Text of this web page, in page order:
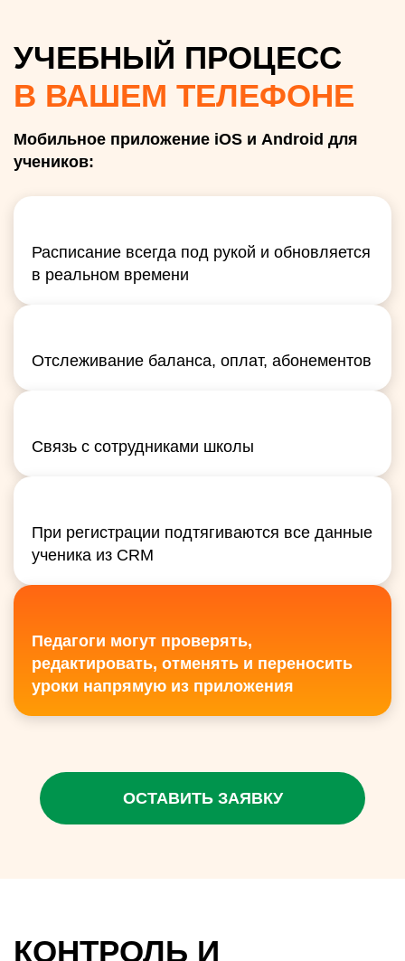
УЧЕБНЫЙ ПРОЦЕСС
В ВАШЕМ ТЕЛЕФОНЕ
Мобильное приложение iOS и Android для
учеников:
Расписание всегда под рукой и обновляется
в реальном времени
Отслеживание баланса, оплат, абонементов
Связь с сотрудниками школы
При регистрации подтягиваются все данные
ученика из CRM
Педагоги могут проверять,
редактировать, отменять и переносить
уроки напрямую из приложения
ОСТАВИТЬ ЗАЯВКУ
КОНТРОЛЬ И